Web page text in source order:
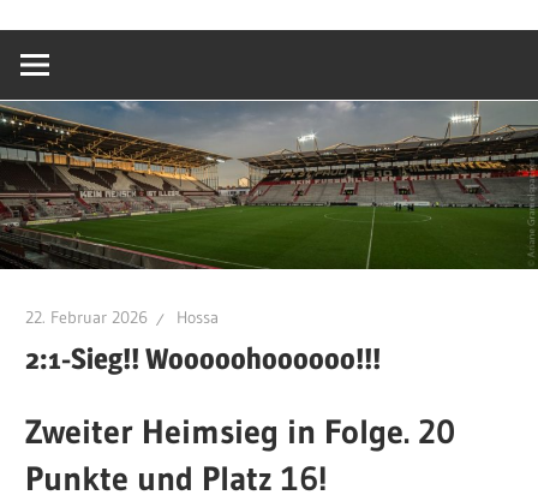
22. Februar 2026 Hossa
2:1-Sieg!! Wooooohoooooo!!!
Zweiter Heimsieg in Folge. 20
Punkte und Platz 16!